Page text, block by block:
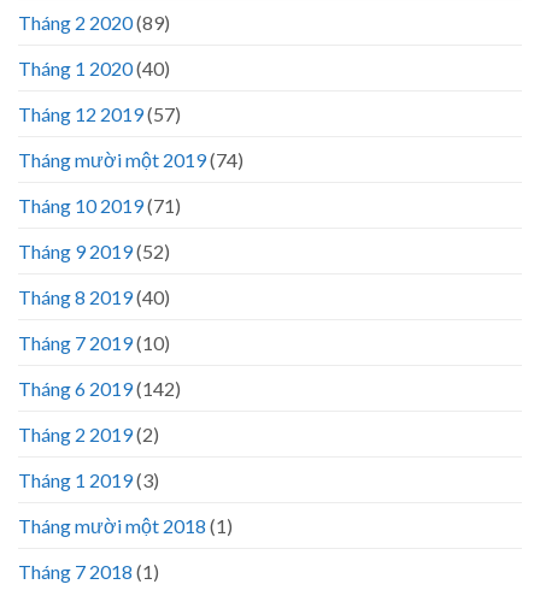
Tháng 2 2020(89)
Tháng 1 2020(40)
Tháng 12 2019(57)
Tháng mười một 2019(74)
Tháng 10 2019(71)
Tháng 9 2019(52)
Tháng 8 2019(40)
Tháng 7 2019(10)
Tháng 6 2019(142)
Tháng 2 2019(2)
Tháng 1 2019(3)
Tháng mười một 2018 (1)
Tháng 7 2018 (1)